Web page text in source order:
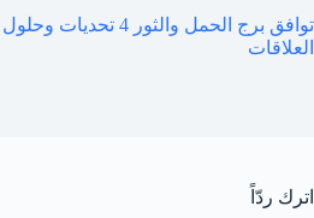
توافق برج الحمل والثور 4
العلاقات
اترك ردّاً